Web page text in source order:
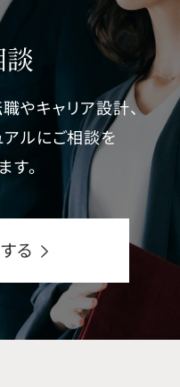
やキャリア設計、
ルにご相談を
す。
る